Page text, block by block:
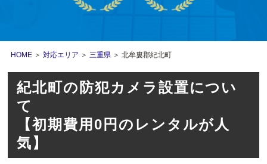
HOME ＞対応エリア ＞三重県 ＞ 北牟婁郡紀北町
紀北町の防犯カメラ設置につい
て
【初期費用0円のレンタルが人
気】